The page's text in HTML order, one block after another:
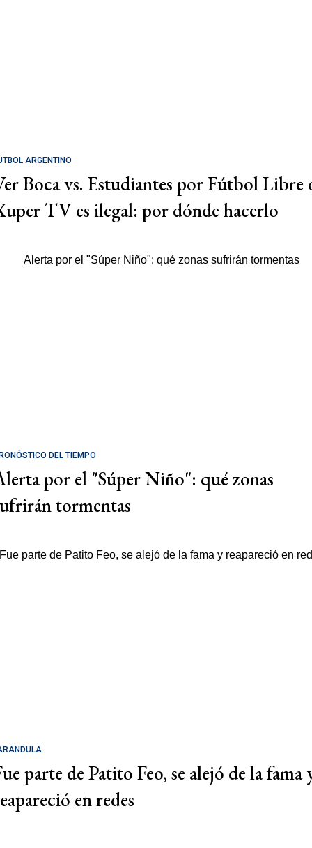
ARGENTINO
Boca vs. Estudiantes por Fútbol Libre
TV es ilegal: por dónde hacerlo
DEL TIEMPO
por el "Súper Niño": qué zonas
tormentas
parte de Patito Feo, se alejó de la fama
en redes